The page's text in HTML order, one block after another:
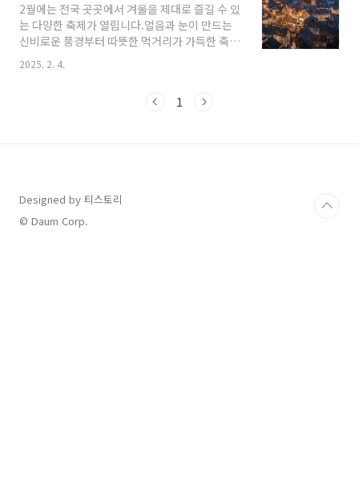
2월에는 전국 곳곳에서 겨울을 제대로 즐길 수 있
는 다양한 축제가 열립니다.얼음과 눈이 만드는
신비로운 풍경부터 따뜻한 먹거리가 가득한 축제
까지!어디로 떠날지 고민된다면? 지금부터 가장
알찬 축제 정보를 확인해보세요. 😊1️⃣ 강원 태백
(금) ~ 2월 16일(일)🎟️ 예매 및 혜택:태백산 등반
인근 무료 주차장 운영💡 꿀팁: 주말보다는 평일
방문 추천!🔗 공식 홈페이지 ⬇️⬇️⬇..
2025. 2. 4.
1
Designed by 티스토리
© Daum Corp.